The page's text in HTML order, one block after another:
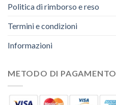
Politica di rimborso e reso
Termini e condizioni
Informazioni
METODO DI PAGAMENTO